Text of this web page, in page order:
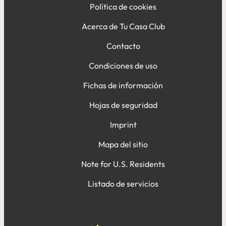
Política de cookies
Acerca de Tu Casa Club
Contacto
Condiciones de uso
Fichas de información
Hojas de seguridad
Imprint
Mapa del sitio
Note for U.S. Residents
Listado de servicios